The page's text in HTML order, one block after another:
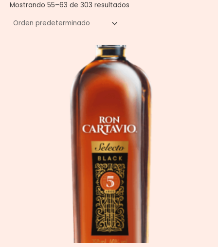
Mostrando 55–63 de 303 resultados